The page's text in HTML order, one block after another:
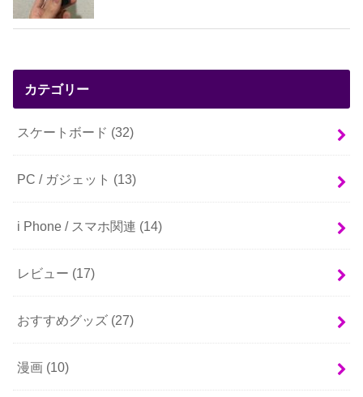
カテゴリー
スケートボード (32)
PC / ガジェット (13)
i Phone / スマホ関連 (14)
レビュー (17)
おすすめグッズ (27)
漫画 (10)